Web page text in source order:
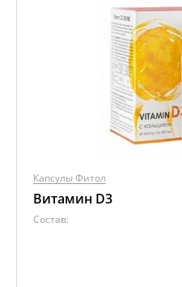
Капсулы Фитол
Витамин D3
Состав: